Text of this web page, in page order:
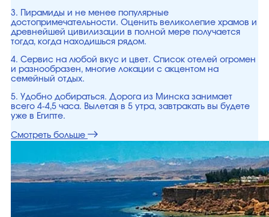
3. Пирамиды и не менее популярные
достопримечательности. Оценить великолепие храмов и
древнейшей цивилизации в полной мере получается
тогда, когда находишься рядом.
4. Сервис на любой вкус и цвет. Список отелей огромен
и разнообразен, многие локации с акцентом на
семейный отдых.
5. Удобно добираться. Дорога из Минска занимает
всего 4-4,5 часа. Вылетая в 5 утра, завтракать вы будете
уже в Египте.
Смотреть больше